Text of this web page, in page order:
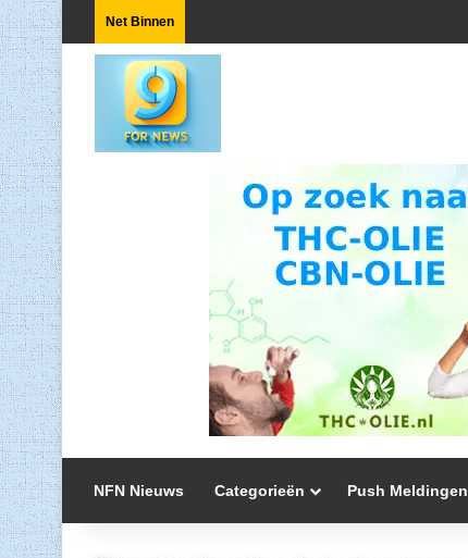
Net Binnen
NFN Nieuws Categorieën Push Meldingen